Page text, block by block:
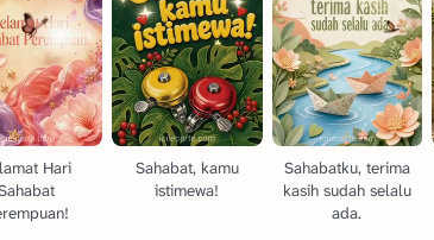
Hari
Sahabat, kamu
istimewa!
Sahabatku, terima
kasih sudah selalu
ada.